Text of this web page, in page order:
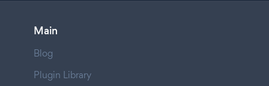
Main
Blog
Plugin Library